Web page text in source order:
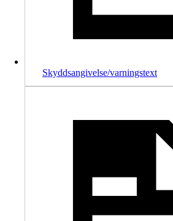
Skyddsangivelse/varningstext